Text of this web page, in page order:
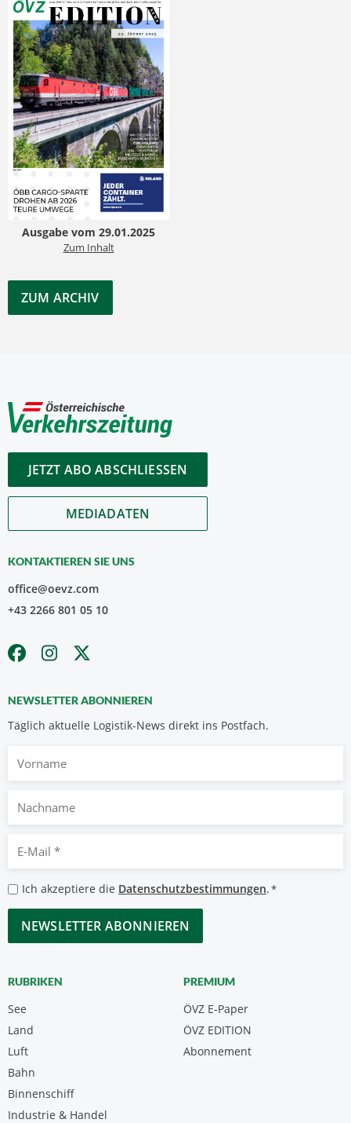
Ausgabe vom 29.01.2025
Zum Inhalt
ZUM ARCHIV
JETZT ABO ABSCHLIESSEN
MEDIADATEN
KONTAKTIEREN SIE UNS
office@oevz.com
+43 2266 801 05 10
NEWSLETTER ABONNIEREN
Täglich aktuelle Logistik-News direkt ins Postfach.
Nachname
Mail
*
Datenschutzbestimmungen
*
Ich akzeptiere die Datenschutzbestimmungen.*
CAPTCHA
RUBRIKEN
See
Land
Luft
Bahn
Binnenschiff
Industrie & Handel
PREMIUM
ÖVZ E-Paper
Abonnement
ÖVZ EDITION